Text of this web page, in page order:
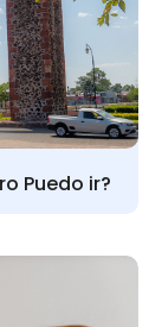
Puedo ir?